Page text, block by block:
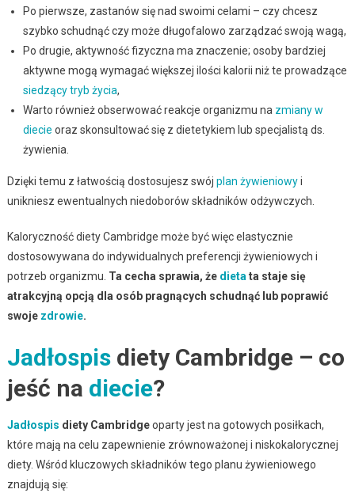
Po pierwsze, zastanów się nad swoimi celami – czy chcesz
szybko schudnąć czy może długofalowo zarządzać swoją wagą,
Po drugie, aktywność fizyczna ma znaczenie; osoby bardziej
aktywne mogą wymagać większej ilości kalorii niż te prowadzące
siedzący tryb życia,
Warto również obserwować reakcje organizmu na zmiany w
diecie oraz skonsultować się z dietetykiem lub specjalistą ds.
żywienia.
Dzięki temu z łatwością dostosujesz swój plan żywieniowyi
unikniesz ewentualnych niedoborów składników odżywczych.
Kaloryczność diety Cambridge może być więc elastycznie
dostosowywana do indywidualnych preferencji żywieniowych i
potrzeb organizmu. Ta cecha sprawia, że dieta ta staje się
atrakcyjną opcją dla osób pragnących schudnąć lub poprawić
swoje zdrowie.
Jadłospisdiety Cambridge – co
jeść na diecie?
Jadłospis diety Cambridgeoparty jest na gotowych posiłkach,
które mają na celu zapewnienie zrównoważonej i niskokalorycznej
diety. Wśród kluczowych składników tego planu żywieniowego
znajdują się: